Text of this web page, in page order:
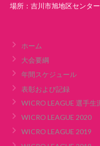
場所：吉川市旭地区センター
ホーム
大会要綱
年間スケジュール
表彰および記録
WICRO LEAGUE 選手生
WICRO LEAGUE 2020
WICRO LEAGUE 2019